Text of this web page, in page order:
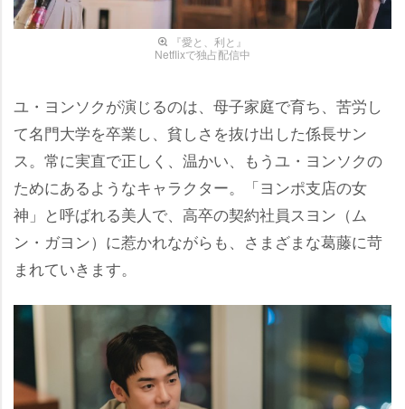
『愛と、利と』
Netflixで独占配信中
ユ・ヨンソクが演じるのは、母子家庭で育ち、苦労し
て名門大学を卒業し、貧しさを抜け出した係長サン
ス。常に実直で正しく、温かい、もうユ・ヨンソクの
ためにあるようなキャラクター。「ヨンポ支店の女
神」と呼ばれる美人で、高卒の契約社員スヨン（ム
ン・ガヨン）に惹かれながらも、さまざまな葛藤に苛
まれていきます。